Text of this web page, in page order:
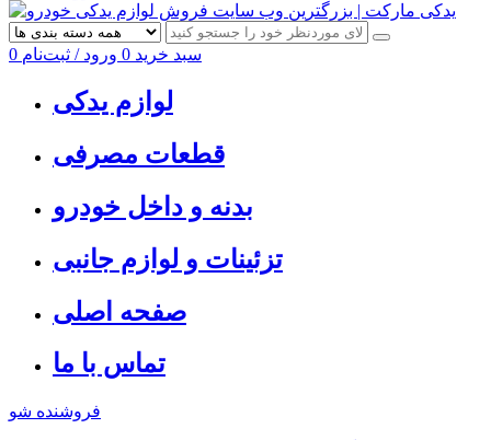
0 سبد خرید 0 ورود / ثبت‌نام
لوازم یدکی
قطعات مصرفی
بدنه و داخل خودرو
تزئینات و لوازم جانبی
صفحه اصلی
تماس با ما
فروشنده شو